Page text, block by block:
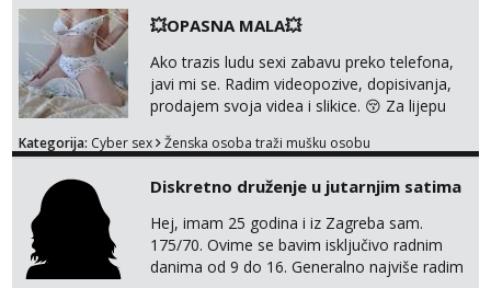
💥OPASNA MALA💥
Ako trazis ludu sexi zabavu preko telefona,
javi mi se. Radim videopozive, dopisivanja,
prodajem svoja videa i slikice. 😚 Za lijepu
Viber ili Telegram. +385 91 723 0045
Kategorija: Cyber sex Ženska osoba traži mušku osobu
Diskretno druženje u jutarnjim satima
Hej, imam 25 godina i iz Zagreba sam.
175/70. Ovime se bavim isključivo radnim
danima od 9 do 16. Generalno najviše radim